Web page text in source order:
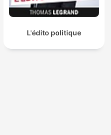
L'édito politique